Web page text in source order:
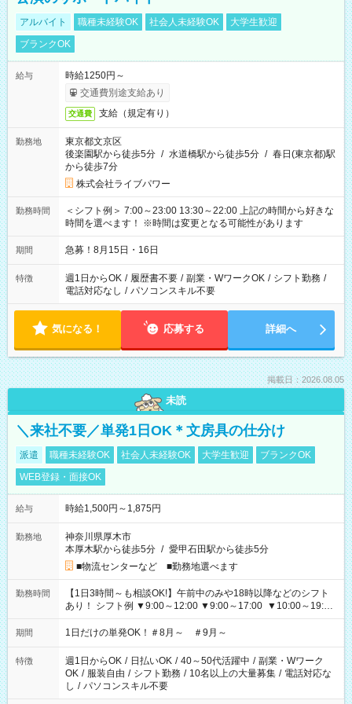
アルバイト 職種未経験OK 社会人未経験OK
大学生歓迎
ブランクOK
給与
時給1250円～
交通費別途支給あり
交通費 支給（規定有り）
勤務地
東京都文京区
後楽園駅から徒歩5分 / 水道橋駅から徒歩5分 / 春日(東京都)駅
から徒歩7分
株式会社ライブパワー
勤務時間
＜シフト例＞ 7:00～23:00 13:30～22:00 上記の時間から好きな
時間を選べます！ ※時間は変更となる可能性があります
期間 急募！8月15日・16日
特徴 週1日からOK / 履歴書不要 / 副業・WワークOK / シフト勤務 /
電話対応なし / パソコンスキル不要
気になる！ 応募する 詳細へ
掲載日：2026.08.05
未読
＼来社不要／単発1日OK＊文房具の仕分け
派遣 職種未経験OK 社会人未経験OK 大学生歓迎
ブランクOK
WEB登録・面接OK
給与 時給1,500円～1,875円
勤務地
神奈川県厚木市
本厚木駅から徒歩5分 / 愛甲石田駅から徒歩5分
■物流センターなど ■勤務地選べます
勤務時間
【1日3時間～も相談OK!】午前中のみや18時以降などのシフト
あり！ シフト例 ▼9:00～12:00 ▼9:00～17:00 ▼10:00～19:00
▼18:00～21:00
期間 1日だけの単発OK！＃8月～ ＃9月～
特徴 週1日からOK / 日払いOK / 40～50代活躍中 / 副業・Wワーク
OK / 服装自由 / シフト勤務 / 10名以上の大量募集 / 電話対応な
し / パソコンスキル不要